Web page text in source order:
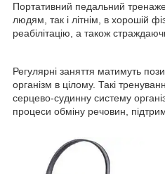
Портативний педальний
людям, так і літнім, в хорошій
реабілітацію, а також
Регулярні заняття матимуть
організм в цілому. Такі
серцево-судинну систему
процеси обміну речовин,